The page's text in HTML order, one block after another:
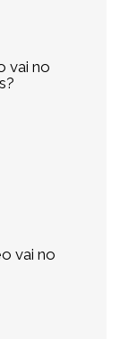
vai no
vai no